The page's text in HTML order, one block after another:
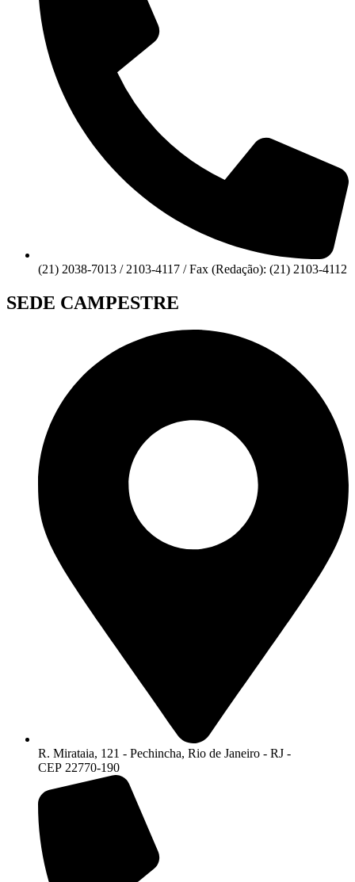
(21) 2038-7013 / 2103-4117 / Fax (Redação): (21) 2103-4112
SEDE CAMPESTRE
R. Mirataia, 121 - Pechincha, Rio de Janeiro - RJ -
CEP 22770-190